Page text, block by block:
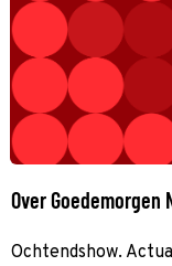
Over Goedemorgen
Ochtendshow.